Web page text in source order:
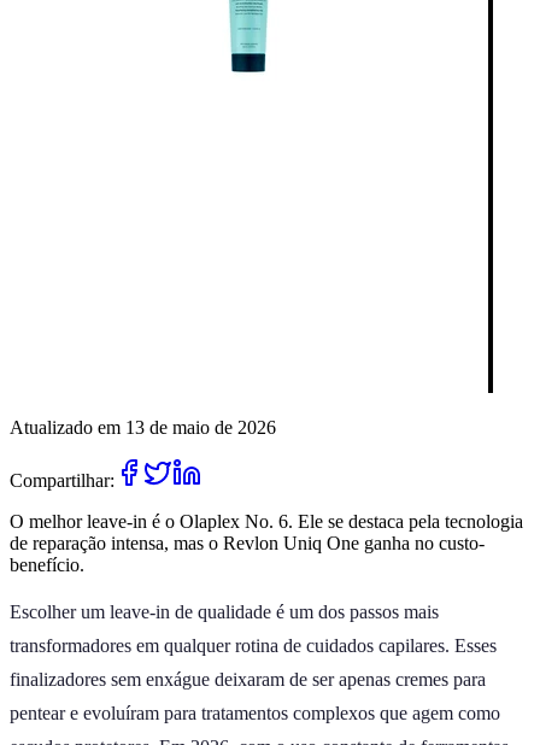
Atualizado em 13 de maio de 2026
Compartilhar:
O melhor leave-in é o Olaplex No. 6. Ele se destaca pela tecnologia
de reparação intensa, mas o Revlon Uniq One ganha no custo-
benefício.
Escolher um leave-in de qualidade é um dos passos mais
transformadores em qualquer rotina de cuidados capilares. Esses
finalizadores sem enxágue deixaram de ser apenas cremes para
pentear e evoluíram para tratamentos complexos que agem como